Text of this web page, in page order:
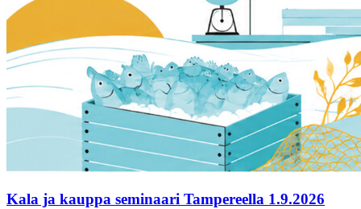
Kala ja kauppa seminaari Tampereella 1.9.2026